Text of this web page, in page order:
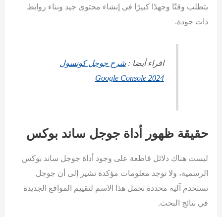
يتطلب وقتًا وجهدًا كبيرًا في إنشاء محتوى جيد وبناء روابط
ذات جودة.
اقراء أيضا :شرح جوجل كونسول
Google Console 2024
حقيقة ظهور أداة جوجل ساند بوكس
ليست هناك دلائل قاطعة على وجود أداة جوجل ساند بوكس
الرسمية، ولا توجد معلومات مؤكدة تشير إلى أن جوجل
تستخدم آلية محددة تحمل هذا الاسم لتقييم المواقع الجديدة
في نتائج البحث.